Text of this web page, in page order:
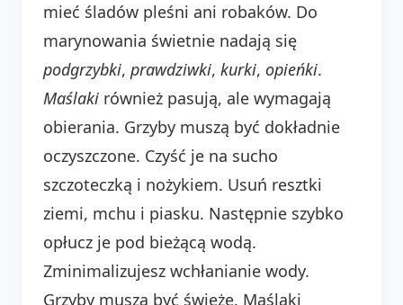
mieć śladów pleśni ani robaków. Do
marynowania świetnie nadają się
podgrzybki, prawdziwki, kurki, opieńki.
Maślaki również pasują, ale wymagają
obierania. Grzyby muszą być dokładnie
oczyszczone. Czyść je na sucho
szczoteczką i nożykiem. Usuń resztki
ziemi, mchu i piasku. Następnie szybko
opłucz je pod bieżącą wodą.
Zminimalizujesz wchłanianie wody.
Grzyby muszą być świeże. Maślaki